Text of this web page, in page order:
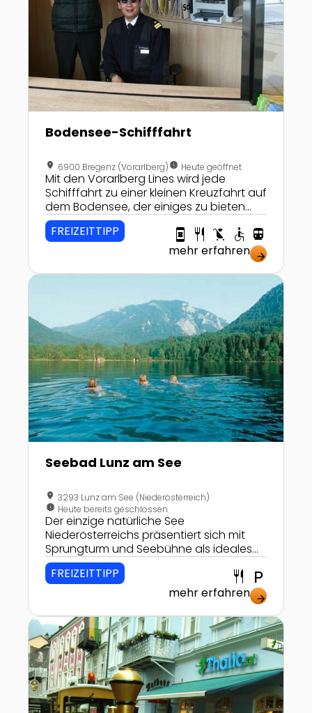
Bodensee-Schifffahrt
location_on 6900 Bregenz (Vorarlberg)nest_clock_farsight_analog Heute geöffnet
Mit den Vorarlberg Lines wird jede
Schifffahrt zu einer kleinen Kreuzfahrt auf
dem Bodensee, der einiges zu bieten
hat. Wer für zwei bis drei Stunden
abschalten will, der ist hier gut
FREIZEITTIPP book_online restaurant child_friendly accessible directions_transit
mehr erfahren arrow_forward
Zur Detailseite von Seebad Lunz am See
Seebad Lunz am See
location_on 3293 Lunz am See (Niederösterreich)
nest_clock_farsight_analog Heute bereits geschlossen
Der einzige natürliche See
Niederösterreichs präsentiert sich mit
Sprungturm und Seebühne als ideales
Ausflugsziel für hartgesottene
Wasserratten! Wem es im kristallklaren
Wasser zu kalt ist, der schnappt sich
einfach ein Tretboot oder versucht sich
als Kapitän.
FREIZEITTIPP restaurant local_parking
mehr erfahren arrow_forward
Zur Detailseite von Mit dem Kaiserzug durch Bad